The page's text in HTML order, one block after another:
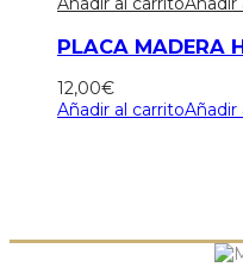
PLACA MADERA
12,00€
Añadir al carritoAñadir